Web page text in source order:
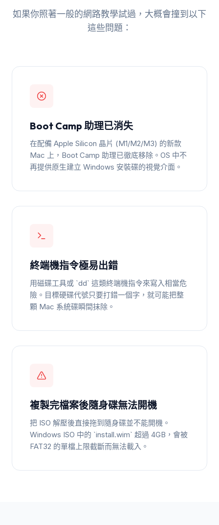
如果你照著一般的網路教學試過，大概會撞到以下
這些問題：
Boot Camp 助理已消失
在配備 Apple Silicon 晶片 (M1/M2/M3) 的新款
Mac 上，Boot Camp 助理已徹底移除。OS 中不
再提供原生建立 Windows 安裝碟的視覺介面。
終端機指令極易出錯
用磁碟工具或 `dd` 這類終端機指令來寫入相當危
險。目標硬碟代號只要打錯一個字，就可能把整
顆 Mac 系統碟瞬間抹除。
複製完檔案後隨身碟無法開機
把 ISO 解壓後直接拖到隨身碟並不能開機。
Windows ISO 中的 `install.wim` 超過 4GB，會被
FAT32 的單檔上限截斷而無法載入。